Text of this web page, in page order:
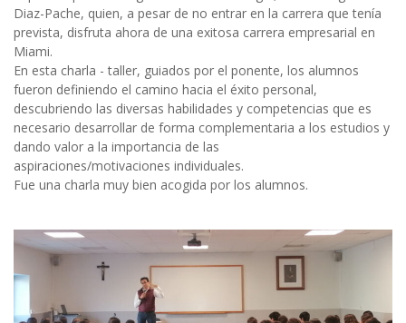
Diaz-Pache, quien, a pesar de no entrar en la carrera que tenía
prevista, disfruta ahora de una exitosa carrera empresarial en
Miami.
En esta charla - taller, guiados por el ponente, los alumnos
fueron definiendo el camino hacia el éxito personal,
descubriendo las diversas habilidades y competencias que es
necesario desarrollar de forma complementaria a los estudios y
dando valor a la importancia de las
aspiraciones/motivaciones individuales.
Fue una charla muy bien acogida por los alumnos.